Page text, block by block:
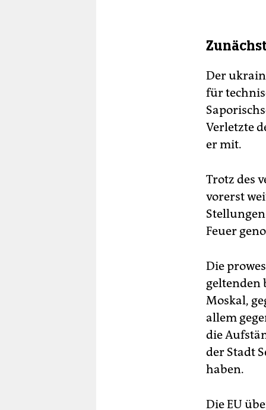
Der
für
Verletzte
er mit.
Trotz des
vorerst
Feuer
Die
geltenden
Moskal,
allem
die
der Stadt
haben.
Die EU